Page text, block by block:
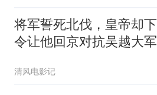
将军誓死北伐，皇帝却下
令让他回京对抗吴越大军
清风电影记